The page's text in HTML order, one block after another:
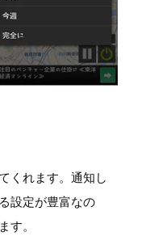
くれます。通知し
設定が豊富なの
す。